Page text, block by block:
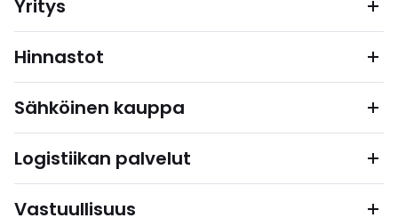
Yritys
Hinnastot
Sähköinen kauppa
Logistiikan palvelut
Vastuullisuus